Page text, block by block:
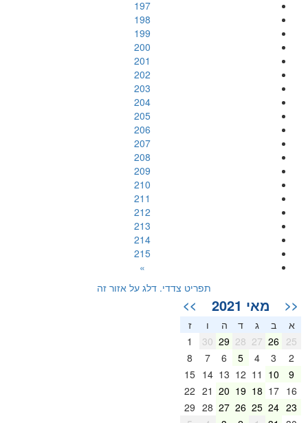
197
198
199
200
201
202
203
204
205
206
207
208
209
210
211
212
213
214
215
»
תפריט צדדי. דלג על אזור זה
<< מאי 2021 >>
א ב ג ד ה
ז
25
26
27
28
29
30
2
3
4
5
6
7
8
9
10
11
12
13
14
15
16
17
18
19
20
21
22
23
24
25
26
27
28
29